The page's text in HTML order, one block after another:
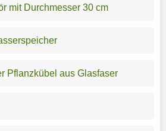
mit Durchmesser 30 cm
Pflanzkübel aus Glasfaser